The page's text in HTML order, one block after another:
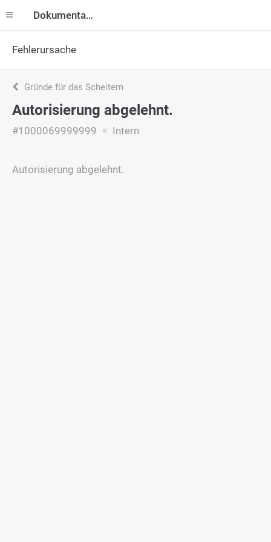
Dokumentation
Fehlerursache
Gründe für das Scheitern
Autorisierung abgelehnt.
#1000069999999 Intern
Autorisierung abgelehnt.